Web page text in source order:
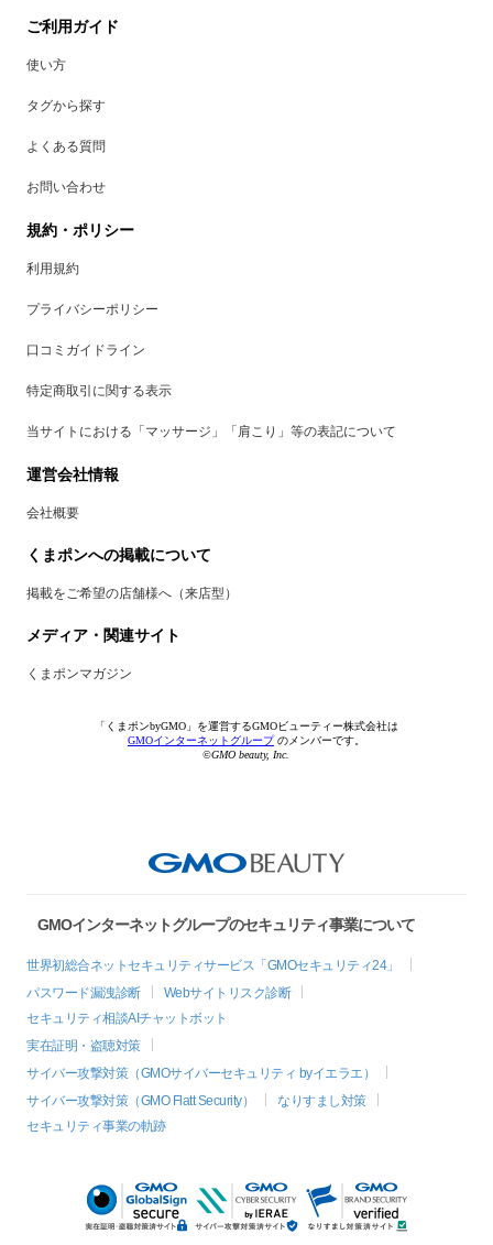
ご利用ガイド
使い方
タグから探す
よくある質問
お問い合わせ
規約・ポリシー
利用規約
プライバシーポリシー
口コミガイドライン
特定商取引に関する表示
当サイトにおける「マッサージ」「肩こり」等の表記について
運営会社情報
会社概要
くまポンへの掲載について
掲載をご希望の店舗様へ（来店型）
メディア・関連サイト
くまポンマガジン
「くまポンbyGMO」を運営するGMOビューティー株式会社は
GMOインターネットグループのメンバーです。
©GMO beauty, Inc.
GMOインターネットグループのセキュリティ事業について
世界初総合ネットセキュリティサービス「GMOセキュリティ24」
パスワード漏洩診断
Webサイトリスク診断
セキュリティ相談AIチャットボット
実在証明・盗聴対策
サイバー攻撃対策（GMOサイバーセキュリティ byイエラエ）
サイバー攻撃対策（GMO Flatt Security）
なりすまし対策
セキュリティ事業の軌跡